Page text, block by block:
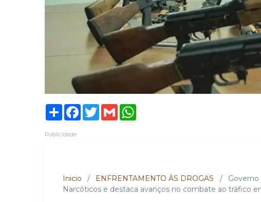
ShareFacebook
TwitterGmail
Publicidade
Inicio / ENFRENTAMENTO ÀS DROGAS /
Narcóticos e destaca avanços no combate ao tráfico